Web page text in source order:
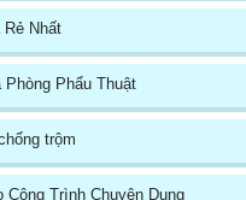
Rẻ Nhất
Phòng Phẩu Thuật
trộm
Công Trình Chuyên Dụng